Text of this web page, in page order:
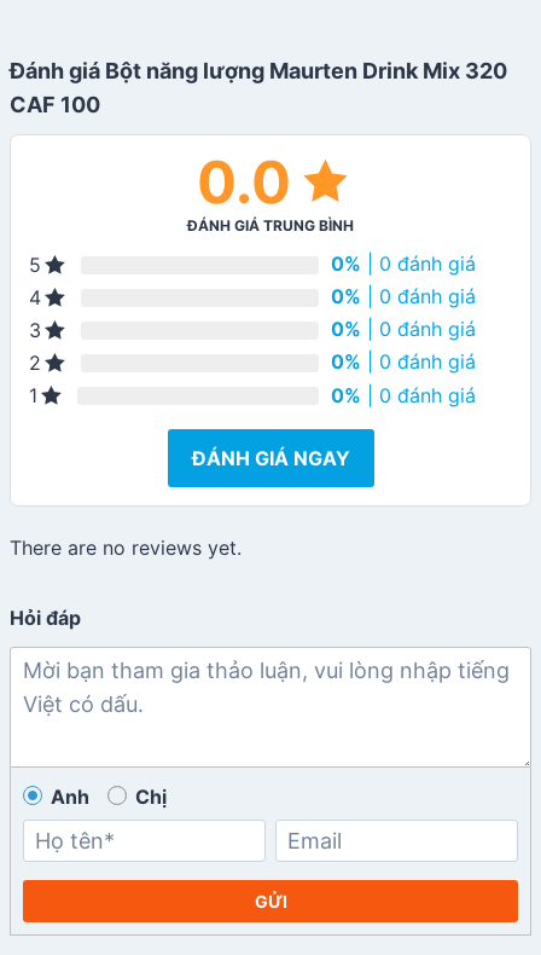
Đánh giá Bột năng lượng Maurten Drink Mix 320
CAF 100
0.0
ĐÁNH GIÁ TRUNG BÌNH
5 0% | 0 đánh giá
4
0% | 0 đánh giá
3
0% | 0 đánh giá
2
0% | 0 đánh giá
1
0% | 0 đánh giá
ĐÁNH GIÁ NGAY
There are no reviews yet.
Hỏi đáp
Anh Chị
GỬI